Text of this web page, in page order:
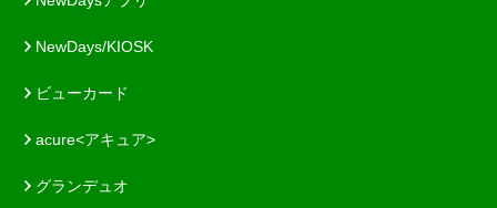
NewDays/KIOSK
ビューカード
acure<アキュア>
グランデュオ